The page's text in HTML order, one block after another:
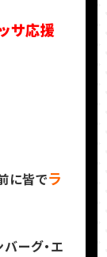
サ応援
に皆でラ
ーグ・エ